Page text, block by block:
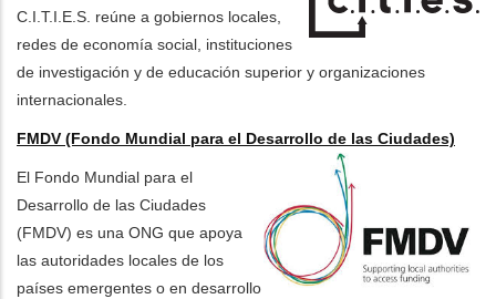
C.I.T.I.E.S. reúne a gobiernos locales,
redes de economía social, instituciones
de investigación y de educación superior y organizaciones
internacionales.
FMDV (Fondo Mundial para el Desarrollo de las Ciudades)
El Fondo Mundial para el
Desarrollo de las Ciudades
(FMDV) es una ONG que apoya
las autoridades locales de los
países emergentes o en desarrollo